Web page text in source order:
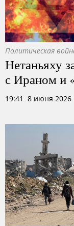
Политическая
Нетаньяху
с Ираном и
19:41 8 июня 2026